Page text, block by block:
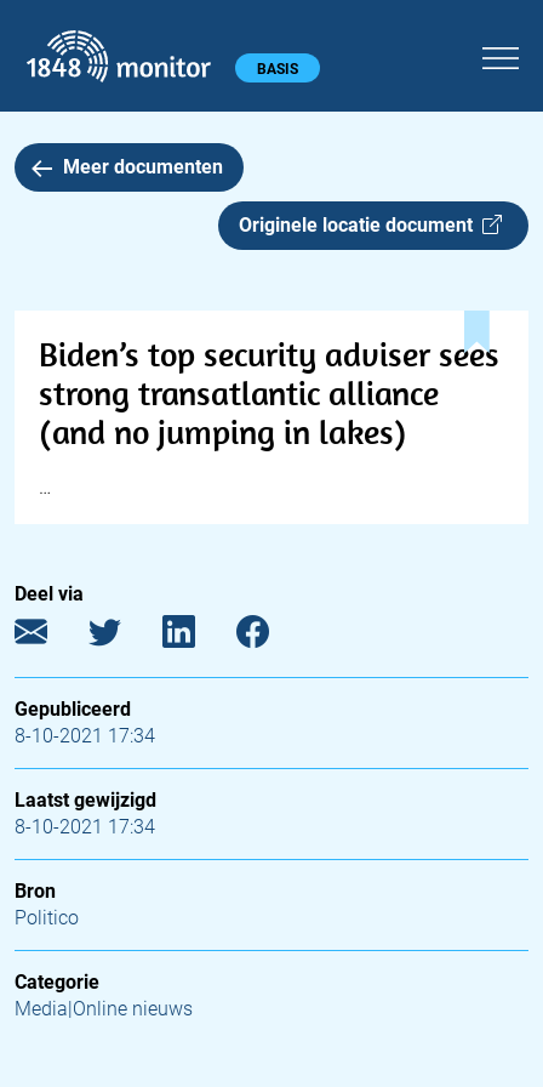
Hoofdmenu BASIS
Meer documenten
Originele locatie document
Biden’s top security adviser sees
strong transatlantic alliance
(and no jumping in lakes)
…
Deel via
Gepubliceerd
8-10-2021 17:34
Laatst gewijzigd
8-10-2021 17:34
Bron
Politico
Categorie
Media|Online nieuws